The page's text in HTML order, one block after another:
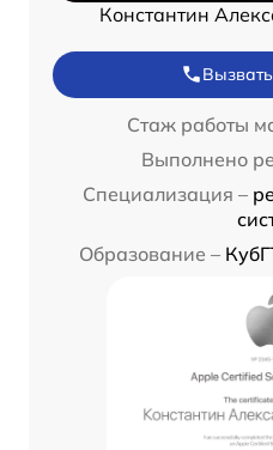
Константин
Стаж работы
Выполнено
Специализация –
Образование –